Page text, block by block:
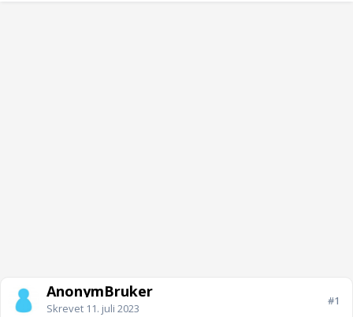
AnonymBruker
Skrevet 11. juli 2023
#1